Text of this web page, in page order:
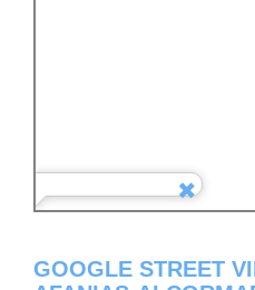
GOOGLE STREET